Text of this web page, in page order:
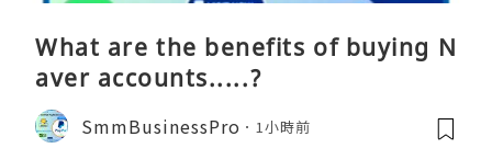
What are the benefits of buying N
aver accounts.....?
SmmBusinessPro 1小時前